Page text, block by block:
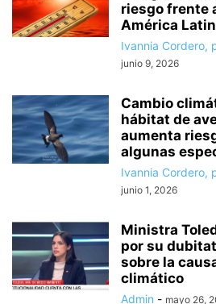
riesgo frente
América
Ivannia Cordero,
junio 9, 2026
Cambio
hábitat de
aumenta
algunas
Ivannia Cordero,
junio 1, 2026
Ministra
por su
sobre la
climático
Admin - mayo 26,